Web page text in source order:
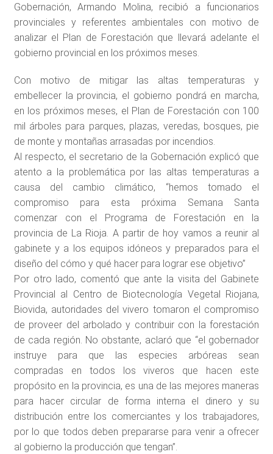
Gobernación, Armando Molina, recibió a funcionarios
provinciales y referentes ambientales con motivo de
analizar el Plan de Forestación que llevará adelante el
gobierno provincial en los próximos meses.
Con motivo de mitigar las altas temperaturas y
embellecer la provincia, el gobierno pondrá en marcha,
en los próximos meses, el Plan de Forestación con 100
mil árboles para parques, plazas, veredas, bosques, pie
de monte y montañas arrasadas por incendios.
Al respecto, el secretario de la Gobernación explicó que
atento a la problemática por las altas temperaturas a
causa del cambio climático, “hemos tomado el
compromiso para esta próxima Semana Santa
comenzar con el Programa de Forestación en la
provincia de La Rioja. A partir de hoy vamos a reunir al
gabinete y a los equipos idóneos y preparados para el
diseño del cómo y qué hacer para lograr ese objetivo”
Por otro lado, comentó que ante la visita del Gabinete
Provincial al Centro de Biotecnología Vegetal Riojana,
Biovida, autoridades del vivero tomaron el compromiso
de proveer del arbolado y contribuir con la forestación
de cada región. No obstante, aclaró que “el gobernador
instruye para que las especies arbóreas sean
compradas en todos los viveros que hacen este
propósito en la provincia, es una de las mejores maneras
para hacer circular de forma interna el dinero y su
distribución entre los comerciantes y los trabajadores,
por lo que todos deben prepararse para venir a ofrecer
al gobierno la producción que tengan”.